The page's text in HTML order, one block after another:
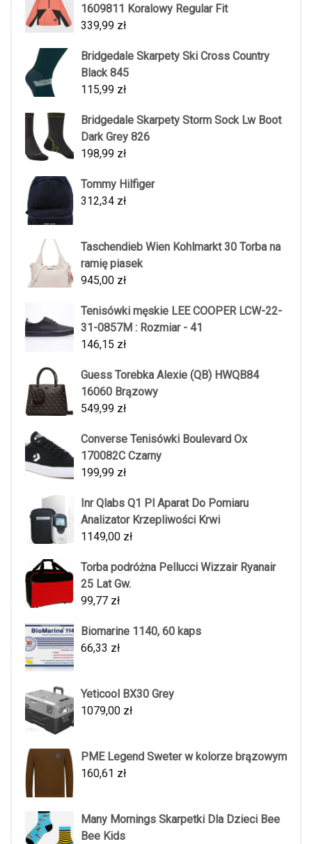
1609811 Koralowy Regular Fit
339,99 zł
Bridgedale Skarpety Ski Cross Country
Black 845
115,99 zł
Bridgedale Skarpety Storm Sock Lw Boot
Dark Grey 826
198,99 zł
Tommy Hilfiger
312,34 zł
Taschendieb Wien Kohlmarkt 30 Torba na
ramię piasek
945,00 zł
Tenisówki męskie LEE COOPER LCW-22-
31-0857M : Rozmiar - 41
146,15 zł
Guess Torebka Alexie (QB) HWQB84
16060 Brązowy
549,99 zł
Converse Tenisówki Boulevard Ox
170082C Czarny
199,99 zł
Inr Qlabs Q1 Pl Aparat Do Pomiaru
Analizator Krzepliwości Krwi
1149,00 zł
Torba podróżna Pellucci Wizzair Ryanair
25 Lat Gw.
99,77 zł
Biomarine 1140, 60 kaps
66,33 zł
Yeticool BX30 Grey
1079,00 zł
PME Legend Sweter w kolorze brązowym
160,61 zł
Many Mornings Skarpetki Dla Dzieci Bee
Bee Kids